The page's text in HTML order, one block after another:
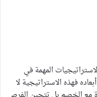
المهمة في
فهذه الاستراتيجية لا